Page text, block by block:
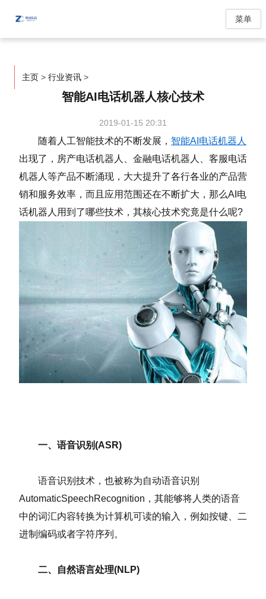
菜单
主页 > 行业资讯 >
智能AI电话机器人核心技术
2019-01-15 20:31
随着人工智能技术的不断发展， 智能AI电话机器人
出现了，房产电话机器人、金融电话机器人、客服电话
机器人等产品不断涌现，大大提升了各行各业的产品营
销和服务效率，而且应用范围还在不断扩大，那么AI电
话机器人用到了哪些技术，其核心技术究竟是什么呢?
一、语音识别(ASR)
语音识别技术，也被称为自动语音识别
AutomaticSpeechRecognition，其能够将人类的语音
中的词汇内容转换为计算机可读的输入，例如按键、二
进制编码或者字符序列。
二、自然语言处理(NLP)